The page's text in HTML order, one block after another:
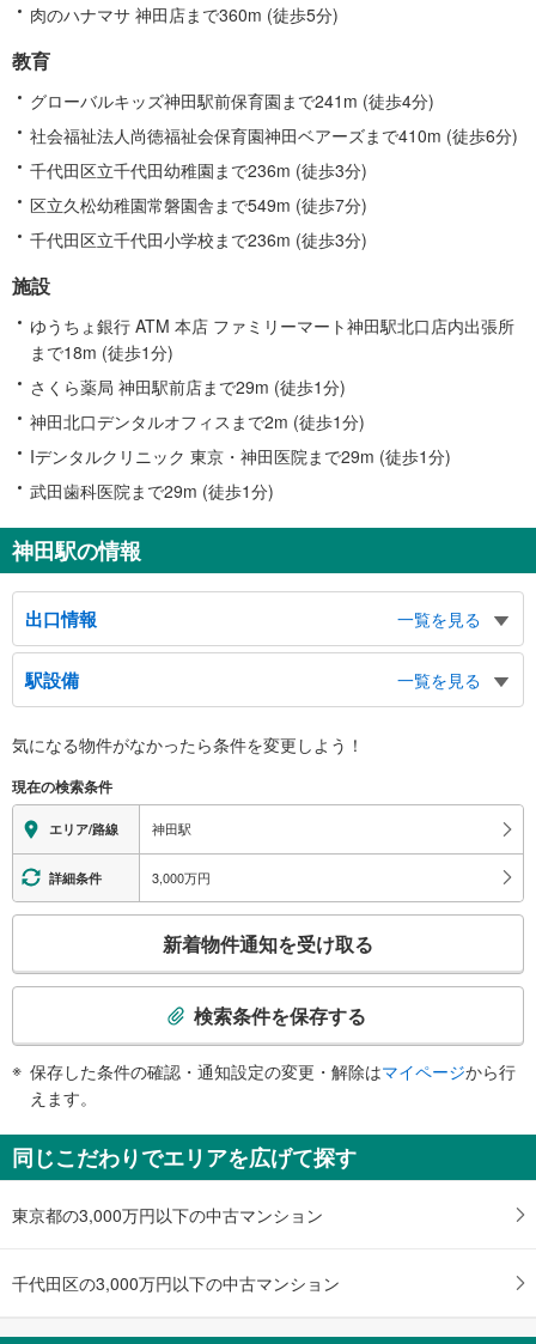
肉のハナマサ 神田店まで360m (徒歩5分)
教育
グローバルキッズ神田駅前保育園まで241m (徒歩4分)
社会福祉法人尚徳福祉会保育園神田ベアーズまで410m (徒歩6分)
千代田区立千代田幼稚園まで236m (徒歩3分)
区立久松幼稚園常磐園舎まで549m (徒歩7分)
千代田区立千代田小学校まで236m (徒歩3分)
施設
ゆうちょ銀行 ATM 本店 ファミリーマート神田駅北口店内出張所
まで18m (徒歩1分)
さくら薬局 神田駅前店まで29m (徒歩1分)
神田北口デンタルオフィスまで2m (徒歩1分)
Iデンタルクリニック 東京・神田医院まで29m (徒歩1分)
武田歯科医院まで29m (徒歩1分)
神田駅の情報
出口情報
一覧を見る
北口（ＪＲ）
銀座線、鍛治町３丁目方面、内神田１～３丁目方面、須田町１丁目方面、多町
２丁目方面、小川町方面、司町方面、美土代町方面、錦町方面、淡路町１・２
丁目方面、神田外語学院、グランドセントラルホテル、ＮＴＴ神田、ＪＲ神田
万世橋ビル、マーチ エキュート 神田万世橋
東口（ＪＲ）
鍛治町２丁目方面、須田町２丁目方面、東松下町方面、東紺屋町方面、岩本町
方面、東神田方面、小伝馬町方面、北乗物町方面、紺屋町方面、西福田町方
面、美倉町方面、神田富士町方面、日本橋方面、中央通り、神田消防署、三越
本店、日本銀行本店、ＪＲ新日本橋駅、都営地下鉄岩本町駅
西口（ＪＲ）
銀座線、内神田１～３丁目方面、大手町方面、神田美土代町方面、神田司町方
面、神田多町方面、神田鍛治町３丁目方面、神田小川町方面、神田錦町方面、
千代田区立スポーツセンター、ＮＴＴ神田、東京都千代田区合同庁舎、 千代
田都税事務所、 水道局中央支所・千代田営業所、警視庁神田運転免許更新セ
ンター、神田外語学院、グランドセントラルホテル
南口（ＪＲ）
タクシーのりば、鍛治町１～２丁目方面、日本橋室町１～４丁目方面、日本橋
本石町１～４丁目方面、日本橋本町１～４丁目方面、岩本町１～３丁目方面、
日本橋駅、日本銀行本店、三越本店
１出口
ＪＲ神田駅 北口・東口、ＪＲ神田駅 西口・南口、タクシーのりば、みずほ
銀行、三井住友銀行、地方銀行会館、千代田合同庁舎、千代田区立スポーツセ
丁目、日本橋本町１−４丁目
２出口
駅設備
一覧を見る
※段差なしでの移動経路
【ＪＲ東日本】：○
【東京メトロ】
地上⇔改札：
内神田方面改札（１～４番出口側）：×
須田町方面改札（５・６番出口側）：○
改札⇔ホーム：
内神田方面改札：○
須田町方面改札：△（階段昇降機）
エレベータ
・須田町方面改札⇔６番出口
エスカレータ
【ＪＲ】
・各ホーム⇔各改札
トイレ
【ＪＲ】
その他
・点字運賃表
気になる物件がなかったら条件を変更しよう！
現在の検索条件
エリア/路線 神田駅
詳細条件 3,000万円
検
知
を
け
・
新着物件通知を受け取る
検索条件を保存する
保存した条件の確認・通知設定の変更・解除はマイページから行
えます。
同じこだわりでエリアを広げて探す
東京都の3,000万円以下の中古マンション
千代田区の3,000万円以下の中古マンション